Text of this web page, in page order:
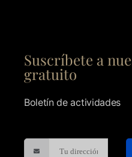
Suscríbete a
gratuito
Boletín de actividades